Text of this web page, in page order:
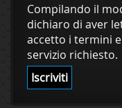
Compilando il
dichiaro di aver
accetto i termini
servizio richiesto.